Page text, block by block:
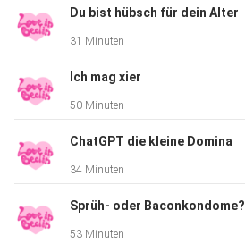
Du bist hübsch für dein Alter
31 Minuten
Ich mag xier
50 Minuten
ChatGPT die kleine Domina
34 Minuten
Sprüh- oder Baconkondome?
53 Minuten